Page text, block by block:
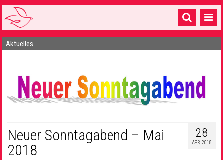
Startseite
16 Gemeinden & mehr
Gottesdienste & Sinnsuche
Gemeinschaft & Soziales
Aktuelles
28
APR. 2018
Neuer Sonntagabend – Mai
2018